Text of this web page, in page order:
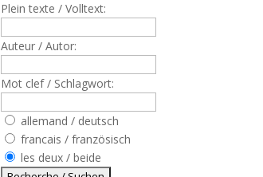
Plein texte / Volltext:
Auteur / Autor:
Mot clef / Schlagwort:
allemand / deutsch
francais / französisch
les deux / beide